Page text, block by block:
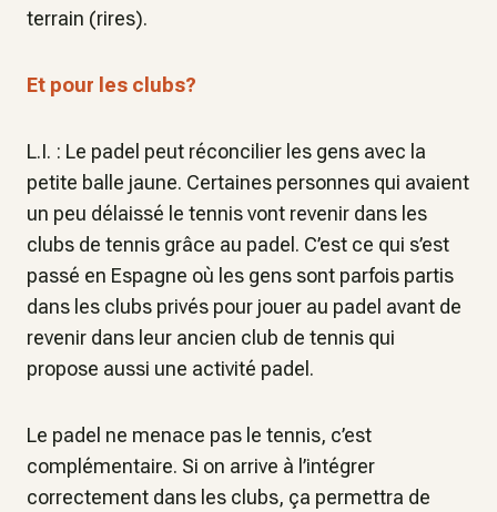
terrain (rires).
Et pour les clubs?
L.I. : Le padel peut réconcilier les gens avec la
petite balle jaune. Certaines personnes qui avaient
un peu délaissé le tennis vont revenir dans les
clubs de tennis grâce au padel. C’est ce qui s’est
passé en Espagne où les gens sont parfois partis
dans les clubs privés pour jouer au padel avant de
revenir dans leur ancien club de tennis qui
propose aussi une activité padel.
Le padel ne menace pas le tennis, c’est
complémentaire. Si on arrive à l’intégrer
correctement dans les clubs, ça permettra de